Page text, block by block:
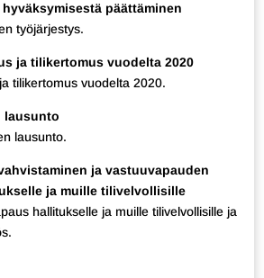
päättäminen
työjärjestys.
ja tilikertomus vuodelta 2020
tilikertomus vuodelta 2020.
lausunto
lausunto.
ja vastuuvapauden
ja muille tilivelvollisille
hallitukselle ja muille tilivelvollisille ja